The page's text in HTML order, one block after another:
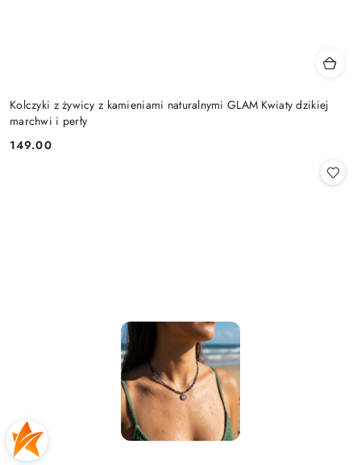
Kolczyki z żywicy z kamieniami naturalnymi GLAM Kwiaty dzikiej
marchwi i perły
Cena:
149.00